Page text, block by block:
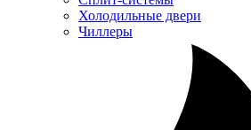
Холодильные двери
Чиллеры